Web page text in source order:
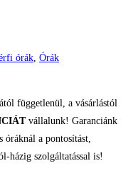
órák, Órák
függetlenül, a vásárlástól
vállalunk! Garanciánk
óráknál a pontosítást,
házig szolgáltatással is!